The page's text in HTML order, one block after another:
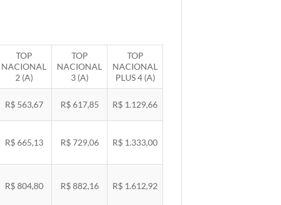
TOP
NACIONAL
2 (A)
TOP
NACIONAL
3 (A)
TOP
NACIONAL
PLUS 4 (A)
R$ 563,67 R$ 617,85 R$ 1.129,66
R$ 665,13 R$ 729,06 R$ 1.333,00
R$ 804,80 R$ 882,16 R$ 1.612,92